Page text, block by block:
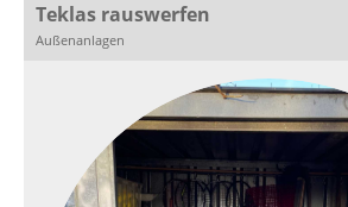
Teklas rauswerfen
Außenanlagen